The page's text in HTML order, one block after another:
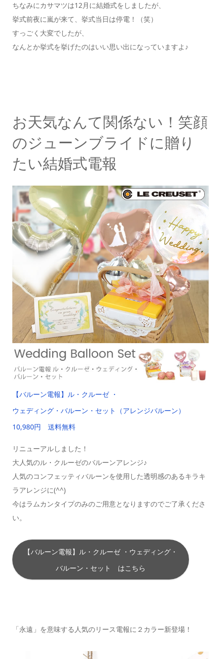
ちなみにカサマツは12月に結婚式をしましたが、
挙式前夜に嵐が来て、挙式当日は停電！（笑）
すっごく大変でしたが、
なんとか挙式を挙げたのはいい思い出になっていますよ♪
お天気なんて関係ない！笑顔
のジューンブライドに贈り
たい結婚式電報
【バルーン電報】ル・クルーゼ ・
ウェディング・バルーン・セット（アレンジバルーン）
10,980円 送料無料
リニューアルしました！
大人気のル・クルーゼのバルーンアレンジ♪
人気のコンフェッティバルーンを使用した透明感のあるキラキ
ラアレンジに(^^)
今はラムカンタイプのみのご用意となりますのでご了承くださ
い。
【バルーン電報】ル・クルーゼ ・ウェディング・
バルーン・セット はこちら
「永遠」を意味する人気のリース電報に２カラー新登場！